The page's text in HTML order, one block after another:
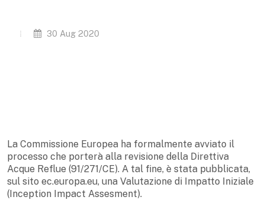
30 Aug 2020
La Commissione Europea ha formalmente avviato il
processo che porterà alla revisione della Direttiva
Acque Reflue (91/271/CE). A tal fine, è stata pubblicata,
sul sito ec.europa.eu, una Valutazione di Impatto Iniziale
(Inception Impact Assesment).